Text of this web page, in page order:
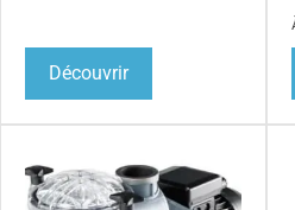
Découvrir